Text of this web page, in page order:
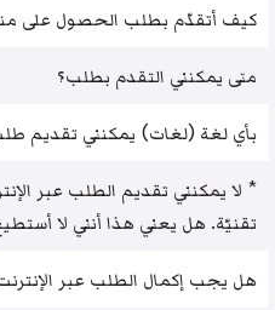
كيف أتقدّم بطلب الحصول على
متى يمكنني التقدم بطلب؟
بأي لغة (لغات) يمكنني تقديم
* لا يمكنني تقديم الطلب عبر
تقنيّة. هل يعني هذا أنني لا
هل يجب إكمال الطلب عبر